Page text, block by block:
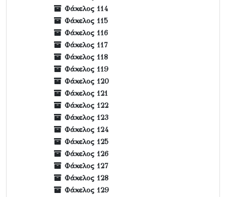
Φάκελος 114
Φάκελος 115
Φάκελος 116
Φάκελος 117
Φάκελος 118
Φάκελος 119
Φάκελος 120
Φάκελος 121
Φάκελος 122
Φάκελος 123
Φάκελος 124
Φάκελος 125
Φάκελος 126
Φάκελος 127
Φάκελος 128
Φάκελος 129